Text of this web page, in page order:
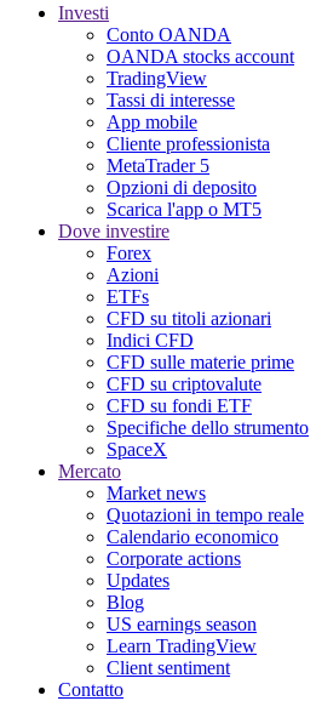
Investi
Conto OANDA
OANDA stocks account
TradingView
Tassi di interesse
App mobile
Cliente professionista
MetaTrader 5
Opzioni di deposito
Scarica l'app o MT5
Dove investire
Forex
Azioni
ETFs
CFD su titoli azionari
Indici CFD
CFD sulle materie prime
CFD su criptovalute
CFD su fondi ETF
Specifiche dello strumento
SpaceX
Mercato
Market news
Quotazioni in tempo reale
Calendario economico
Corporate actions
Updates
Blog
US earnings season
Learn TradingView
Client sentiment
Contatto